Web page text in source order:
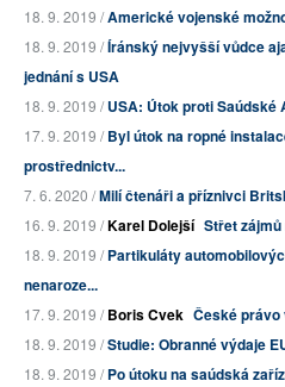
18. 9. 2019 /Americké vojenské
18. 9. 2019 /Íránský nejvyšší vůdce
jednání s USA
18. 9. 2019 /USA: Útok proti Saúdské
17. 9. 2019 /Byl útok na ropné
prostřednictv...
7. 6. 2020 /Milí čtenáři a příznivci
16. 9. 2019 /Karel Dolejší Střet
18. 9. 2019 /Partikuláty
nenaroze...
17. 9. 2019 /Boris Cvek České právo
18. 9. 2019 /Studie: Obranné výdaje
18. 9. 2019 /Po útoku na saúdská